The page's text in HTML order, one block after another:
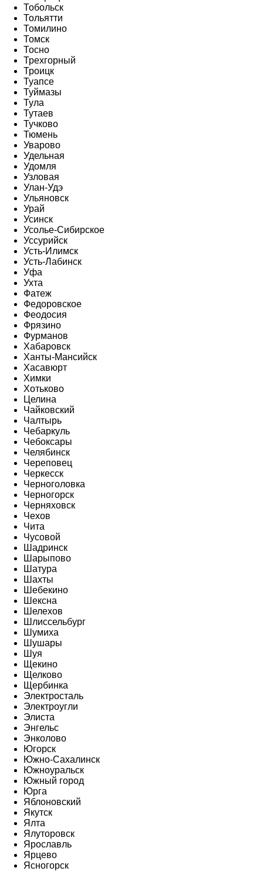
Тобольск
Тольятти
Томилино
Томск
Тосно
Трехгорный
Троицк
Туапсе
Туймазы
Тула
Тутаев
Тучково
Тюмень
Уварово
Удельная
Удомля
Узловая
Улан-Удэ
Ульяновск
Урай
Усинск
Усолье-Сибирское
Уссурийск
Усть-Илимск
Усть-Лабинск
Уфа
Ухта
Фатеж
Федоровское
Феодосия
Фрязино
Фурманов
Хабаровск
Ханты-Мансийск
Хасавюрт
Химки
Хотьково
Целина
Чайковский
Чалтырь
Чебаркуль
Чебоксары
Челябинск
Череповец
Черкесск
Черноголовка
Черногорск
Черняховск
Чехов
Чита
Чусовой
Шадринск
Шарыпово
Шатура
Шахты
Шебекино
Шексна
Шелехов
Шлиссельбург
Шумиха
Шушары
Шуя
Щекино
Щелково
Щербинка
Электросталь
Электроугли
Элиста
Энгельс
Энколово
Югорск
Южно-Сахалинск
Южноуральск
Южный город
Юрга
Яблоновский
Якутск
Ялта
Ялуторовск
Ярославль
Ярцево
Ясногорск